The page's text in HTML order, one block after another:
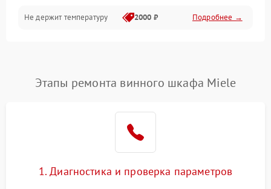
Не держит температуру 2000 ₽ Подробнее →
Этапы ремонта винного шкафа Miele
1. Диагностика и проверка параметров